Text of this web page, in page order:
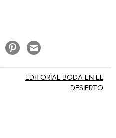
EDITORIAL BODA EN EL
DESIERTO